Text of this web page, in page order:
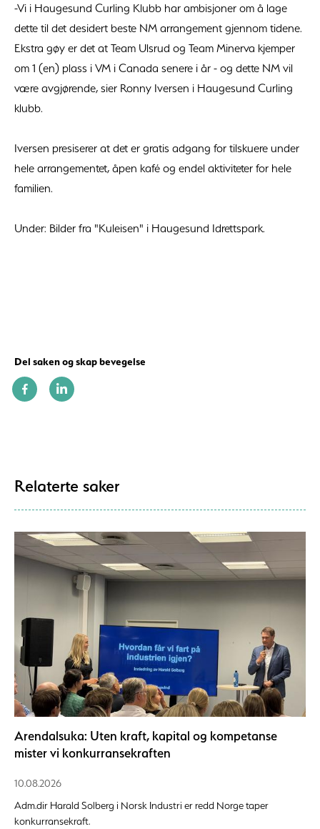
-Vi i Haugesund Curling Klubb har ambisjoner om å lage
dette til det desidert beste NM arrangement gjennom tidene.
Ekstra gøy er det at Team Ulsrud og Team Minerva kjemper
om 1 (en) plass i VM i Canada senere i år - og dette NM vil
være avgjørende, sier Ronny Iversen i Haugesund Curling
klubb.
Iversen presiserer at det er gratis adgang for tilskuere under
hele arrangementet, åpen kafé og endel aktiviteter for hele
familien.
Under: Bilder fra "Kuleisen" i Haugesund Idrettspark.
Del saken og skap bevegelse
Relaterte saker
Arendalsuka: Uten kraft, kapital og kompetanse
mister vi konkurransekraften
10.08.2026
Adm.dir Harald Solberg i Norsk Industri er redd Norge taper
konkurransekraft.